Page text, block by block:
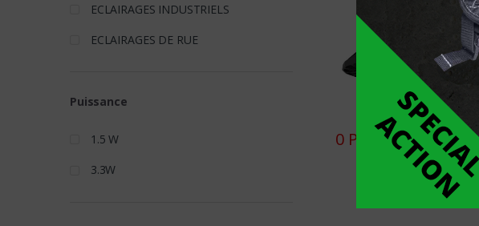
0 Produits
ECLAIRAGES INDUSTRIELS
ECLAIRAGES DE RUE
Puissance
1.5 W
3.3W